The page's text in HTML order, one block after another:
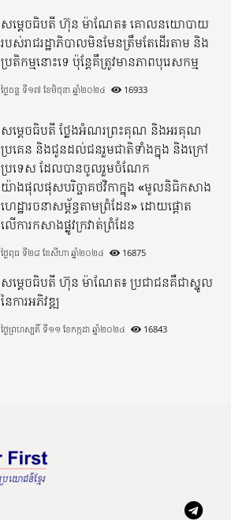
សម្តេចធិបតី ហ៊ុន ម៉ាណែត៖ គោលនយោបាយ
របស់រាជរដ្ឋាភិបាលមិនមែនត្រឹមតែដើរតាម និង
ប្រតិកម្មនោះទេ ប៉ុន្តែគឺត្រូវមានភាពបុរេសកម្ម
ថ្ងៃចន្ទ ទី១៧ ខែមិថុនា ឆ្នាំ២០២៤ 16933
សម្តេចធិបតី ថ្លែងអំណរព្រះគុណ និងអរគុណ
ប្រគេន និងជូនដល់ជនរួមជាតិទាំងក្នុង​ និងក្រៅ
ប្រទេស​ ដែលបានចូលរួមចំណែក
យ៉ាងផុលផុសបរិច្ចាគថវិកាក្នុង «មូលនិធិកសាង
ហេដ្ឋារចនាសម្ព័ន្ធតាមព្រំដែន» ដោយផ្ដោត
លើការកសាងផ្លូវក្រវាត់ព្រំដែន
ថ្ងៃពុធ ទី២៨ ខែសីហា ឆ្នាំ២០២៤ 16875
សម្តេចធិបតី ហ៊ុន ម៉ាណែត៖ ប្រជាជនគឺជាស្នូល
នៃការអភិវឌ្ឍ
ថ្ងៃព្រហស្បតិ៍ ទី១១ ខែកក្កដា ឆ្នាំ២០២៤ 16843